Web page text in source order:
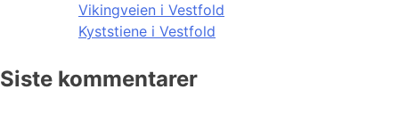
Vikingveien i Vestfold
Kyststiene i Vestfold
Siste kommentarer